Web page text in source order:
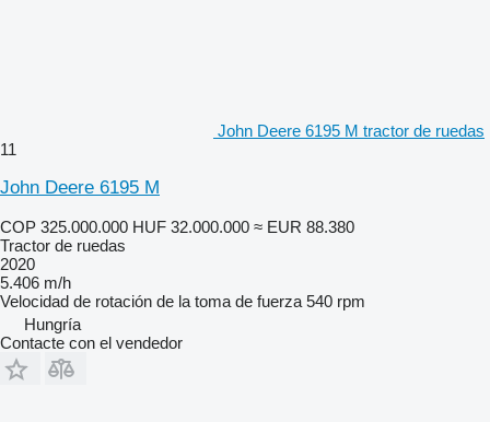
John Deere 6195 M tractor de ruedas
11
John Deere 6195 M
COP 325.000.000 HUF 32.000.000 ≈ EUR 88.380
Tractor de ruedas
2020
5.406 m/h
Velocidad de rotación de la toma de fuerza 540 rpm
Hungría
Contacte con el vendedor